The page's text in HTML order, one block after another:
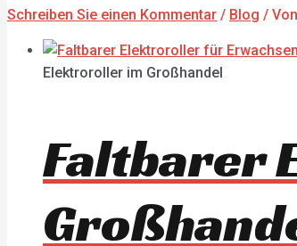
Schreiben Sie einen Kommentar / Blog / Von
Elektroroller im Großhandel
Faltbarer